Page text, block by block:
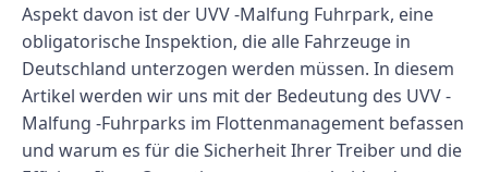
Aspekt davon ist der UVV -Malfung Fuhrpark, eine
obligatorische Inspektion, die alle Fahrzeuge in
Deutschland unterzogen werden müssen. In diesem
Artikel werden wir uns mit der Bedeutung des UVV -
Malfung -Fuhrparks im Flottenmanagement befassen
und warum es für die Sicherheit Ihrer Treiber und die